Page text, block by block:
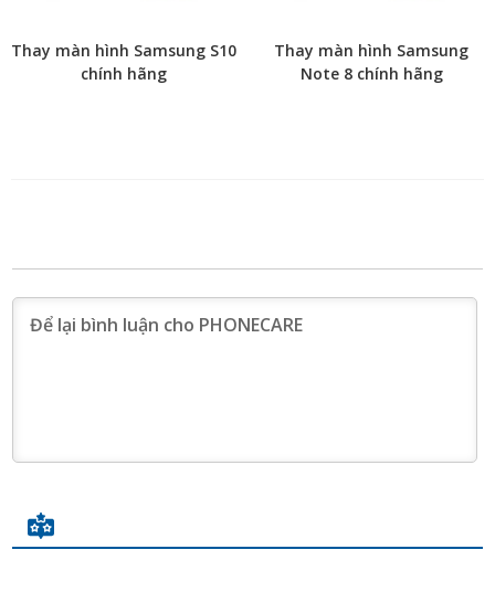
Thay màn hình Samsung S10
chính hãng
Thay màn hình Samsung
Note 8 chính hãng